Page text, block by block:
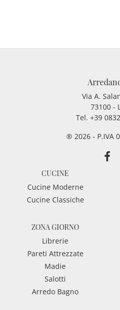
Via A.
73100 -
Tel. +39
® 2026 - P.IVA
CUCINE
Cucine Moderne
Cucine Classiche
ZONA GIORNO
Librerie
Pareti Attrezzate
Madie
Salotti
Arredo Bagno